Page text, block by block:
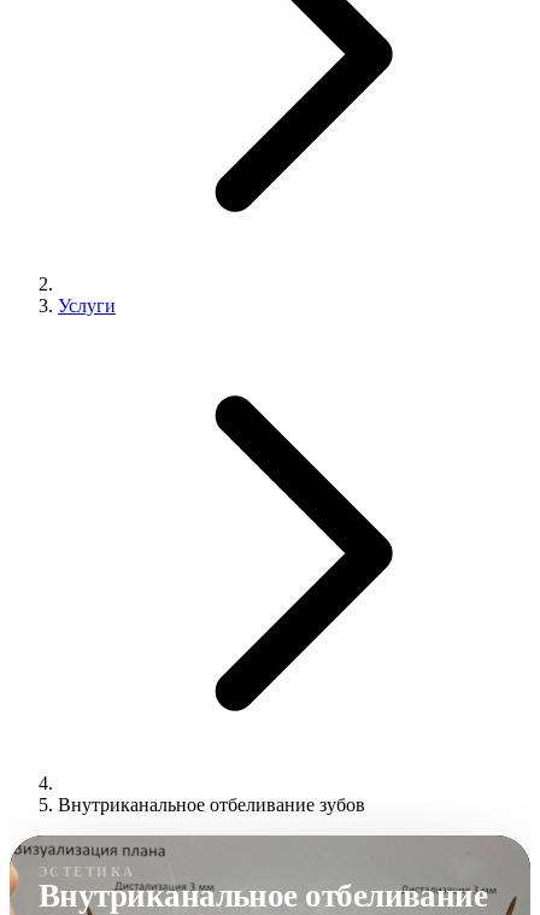
Услуги
Внутриканальное отбеливание зубов
ЭСТЕТИКА
Внутриканальное отбеливание